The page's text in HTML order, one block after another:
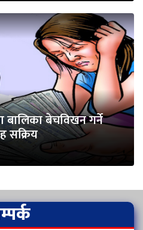
बालिका बेचविखन गर्ने
सक्रिय